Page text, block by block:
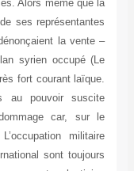
Alors même que la
ses représentantes
la vente –
syrien occupé (Le
fort courant laïque.
au pouvoir suscite
car, sur le
militaire
sont toujours